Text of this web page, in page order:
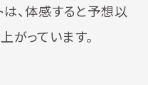
は、体感すると予想以
がっています。